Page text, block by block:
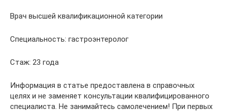
Врач высшей квалификационной категории
Специальность: гастроэнтеролог
Стаж: 23 года
Информация в статье предоставлена в справочных
целях и не заменяет консультации квалифицированного
специалиста. Не занимайтесь самолечением! При первых